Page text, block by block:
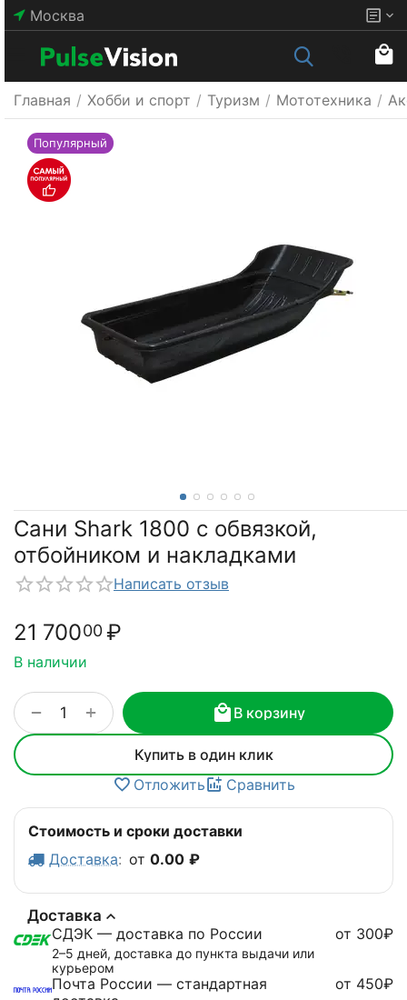
Москва
Главная / Хобби и спорт / Туризм / Мототехника /
Популярный
Сани Shark 1800 с обвязкой,
отбойником и накладками
Написать отзыв
21 70000 ₽
В наличии
+
− В корзину
Купить в один клик
Отложить
Сравнить
Стоимость и сроки доставки
Доставка: от 0.00 ₽
Доставка
СДЭК — доставка по России
2–5 дней, доставка до пункта выдачи или
курьером
от 300₽
Почта России — стандартная
от 450₽